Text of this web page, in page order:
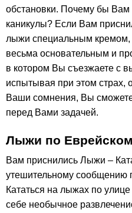
обстановки. Почему бы Вам
каникулы? Если Вам
лыжи специальным кремом,
весьма основательным и
в котором Вы съезжаете с
испытывая при этом страх,
Ваши сомнения, Вы
перед Вами задачей.
Лыжи по
Вам приснились Лыжи –
утешительному сообщению
Кататься на лыжах по
себе необычное